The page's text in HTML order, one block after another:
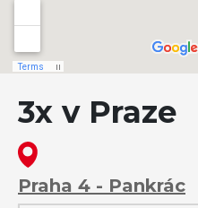
3x v Praze
Praha 4 - Pankrác